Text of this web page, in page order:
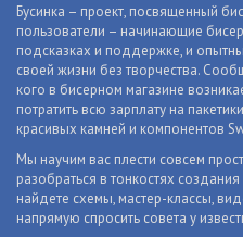
Бусинка – проект, посвященный
пользователи – начинающие
подсказках и поддержке, и
своей жизни без творчества.
кого в бисерном магазине
потратить всю зарплату на
красивых камней и компонентов
Мы научим вас плести совсем
разобраться в тонкостях
найдете схемы, мастер-классы,
напрямую спросить совета у